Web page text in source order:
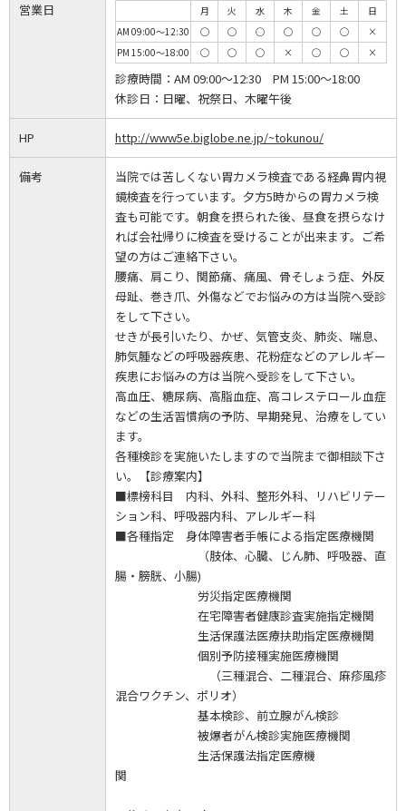
営業日 月 火 水 木 金 土
日
AM 09:00～12:30
◯ ◯ ◯ ◯ ◯ ◯
×
PM 15:00～18:00
◯ ◯ ◯ × ◯ ◯ ×
診療時間： AM 09:00～12:30 PM 15:00～18:00
休診日： 日曜、祝祭日、木曜午後
HP http://www5e.biglobe.ne.jp/~tokunou/
備考
当院では苦しくない胃カメラ検査である経鼻胃内視
鏡検査を行っています。夕方5時からの胃カメラ検
査も可能です。朝食を摂られた後、昼食を摂らなけ
れば会社帰りに検査を受けることが出来ます。ご希
望の方はご連絡下さい。
腰痛、肩こり、関節痛、痛風、骨そしょう症、外反
母趾、巻き爪、外傷などでお悩みの方は当院へ受診
をして下さい。
せきが長引いたり、かぜ、気管支炎、肺炎、喘息、
肺気腫などの呼吸器疾患、花粉症などのアレルギー
疾患にお悩みの方は当院へ受診をして下さい。
高血圧、糖尿病、高脂血症、高コレステロール血症
などの生活習慣病の予防、早期発見、治療をしてい
ます。
各種検診を実施いたしますので当院まで御相談下さ
い。【診療案内】
■標榜科目 内科、外科、整形外科、リハビリテー
ション科、呼吸器内科、アレルギー科
■各種指定 身体障害者手帳による指定医療機関
（肢体、心臓、じん肺、呼吸器、直
腸・膀胱、小腸)
労災指定医療機関
在宅障害者健康診査実施指定機関
生活保護法医療扶助指定医療機関
個別予防接種実施医療機関
（三種混合、二種混合、麻疹風疹
混合ワクチン、ポリオ）
基本検診、前立腺がん検診
被爆者がん検診実施医療機関
生活保護法指定医療機
関